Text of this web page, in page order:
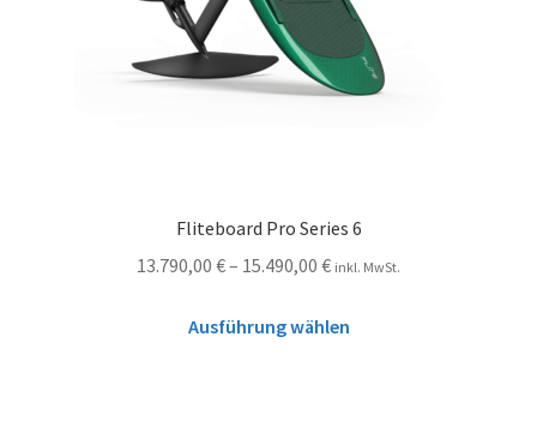
Fliteboard Pro Series 6
13.790,00 €– 15.490,00 € inkl. MwSt.
Ausführung wählen